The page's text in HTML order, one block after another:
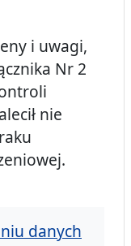
i uwagi,
Nr 2
nie
danych